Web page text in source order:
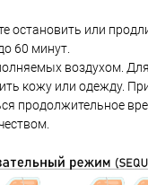
остановить или
60 минут.
воздухом.
кожу или одежду.
продолжительное